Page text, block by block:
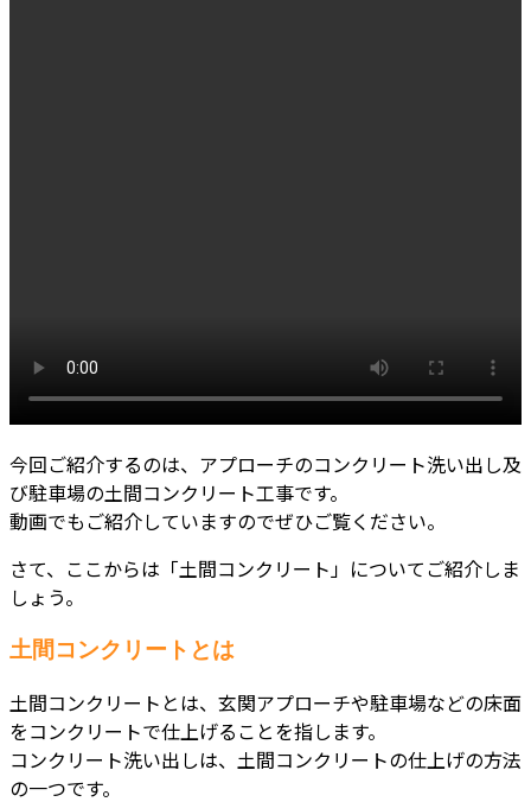
今回ご紹介するのは、アプローチのコンクリート洗い出し及
び駐車場の土間コンクリート工事です。
動画でもご紹介していますのでぜひご覧ください。
さて、ここからは「土間コンクリート」についてご紹介しま
しょう。
土間コンクリートとは
土間コンクリートとは、玄関アプローチや駐車場などの床面
をコンクリートで仕上げることを指します。
コンクリート洗い出しは、土間コンクリートの仕上げの方法
の一つです。